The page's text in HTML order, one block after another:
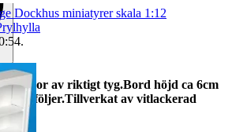
av riktigt tyg.Bord höjd ca 6cm
medföljer.Tillverkat av vitlackerad
Dockhus miniatyrer skala 1:12
.